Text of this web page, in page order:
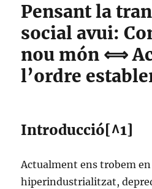
Pensant la
social avui:
nou món ⟺
l’ordre
Introducció[^1]
Actualment ens trobem
hiperindustrialitzat,